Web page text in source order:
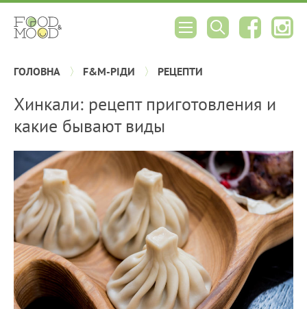
ГОЛОВНА F&M-РІДИ РЕЦЕПТИ
Хинкали: рецепт приготовления и
какие бывают виды